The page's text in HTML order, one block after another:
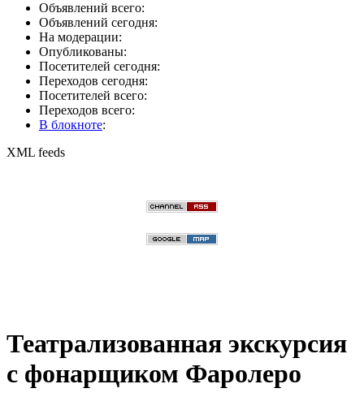
Объявлений всего:
Объявлений сегодня:
На модерации:
Опубликованы:
Посетителей сегодня:
Переходов сегодня:
Посетителей всего:
Переходов всего:
В блокноте:
XML feeds
Театрализованная экскурсия
с фонарщиком Фаролеро